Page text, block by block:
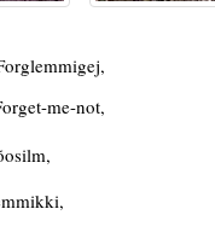
me-not,